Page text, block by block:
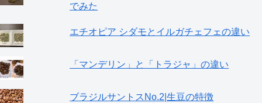
でみた
エチオピア シダモとイルガチェフェの違い
「マンデリン」と「トラジャ」の違い
ブラジルサントスNo.2|生豆の特徴